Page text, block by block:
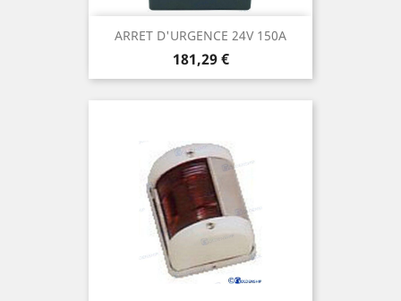
ARRET D'URGENCE 24V 150A
Prix
181,29 €